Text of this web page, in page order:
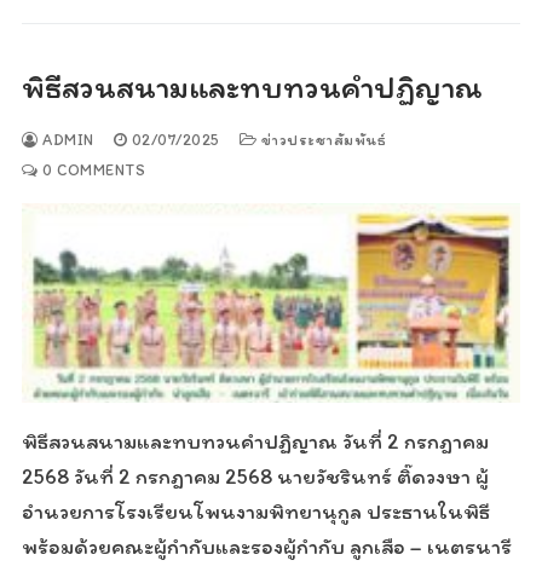
พิธีสวนสนามและทบทวนคำปฏิญาณ
ADMIN 02/07/2025
ข่าวประชาสัมพันธ์
0 COMMENTS
พิธีสวนสนามและทบทวนคำปฏิญาณ วันที่ 2 กรกฎาคม
2568 วันที่ 2 กรกฎาคม 2568 นายวัชรินทร์ ติ๊ดวงษา ผู้
อำนวยการโรงเรียนโพนงามพิทยานุกูล ประธานในพิธี
พร้อมด้วยคณะผู้กำกับและรองผู้กำกับ ลูกเสือ – เนตรนารี